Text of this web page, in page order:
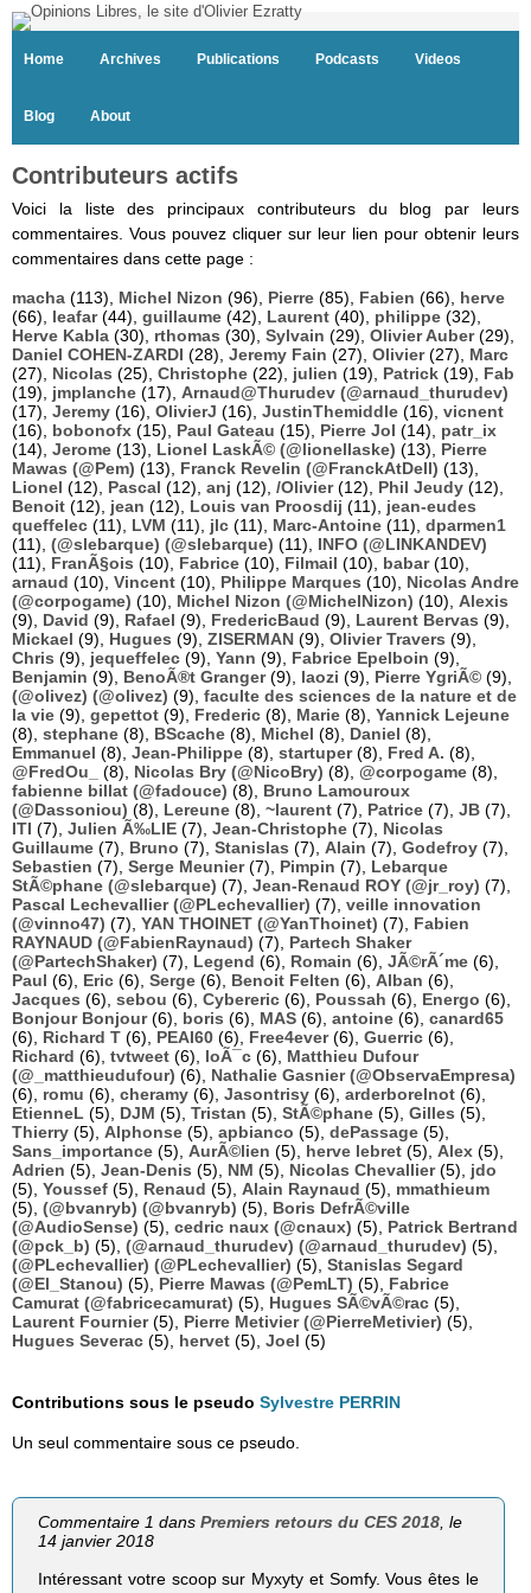
Home Archives Publications Podcasts Videos
Blog About
Contributeurs actifs
Voici la liste des principaux contributeurs du blog par leurs
commentaires. Vous pouvez cliquer sur leur lien pour obtenir leurs
commentaires dans cette page :
macha (113), Michel Nizon (96), Pierre (85), Fabien (66), herve
(66), leafar(44), guillaume (42), Laurent (40), philippe (32),
Herve Kabla (30), rthomas (30), Sylvain (29), Olivier Auber(29),
Daniel COHEN-ZARDI (28), Jeremy Fain (27), Olivier(27), Marc
(27), Nicolas (25), Christophe (22), julien (19), Patrick (19), Fab
(19), jmplanche (17), Arnaud@Thurudev (@arnaud_thurudev)
(17), Jeremy (16), OlivierJ (16), JustinThemiddle (16), vicnent
(16), bobonofx (15), Paul Gateau (15), Pierre Jol (14), patr_ix
(14), Jerome (13), Lionel LaskÃ© (@lionellaske) (13), Pierre
Mawas (@Pem) (13), Franck Revelin (@FranckAtDell) (13),
Lionel (12), Pascal (12), anj (12), /Olivier(12), Phil Jeudy (12),
Benoit (12), jean (12), Louis van Proosdij (11), jean-eudes
queffelec (11), LVM (11), jlc (11), Marc-Antoine (11), dparmen1
(11), (@slebarque) (@slebarque) (11), INFO (@LINKANDEV)
(11), FranÃ§ois (10), Fabrice (10), Filmail (10), babar(10),
arnaud (10), Vincent (10), Philippe Marques (10), Nicolas Andre
(@corpogame) (10), Michel Nizon (@MichelNizon) (10), Alexis
(9), David (9), Rafael (9), FredericBaud (9), Laurent Bervas (9),
Mickael (9), Hugues (9), ZISERMAN (9), Olivier Travers (9),
Chris (9), jequeffelec (9), Yann (9), Fabrice Epelboin (9),
Benjamin (9), BenoÃ®t Granger(9), laozi (9), Pierre YgriÃ© (9),
(@olivez) (@olivez) (9), faculte des sciences de la nature et de
la vie (9), gepettot (9), Frederic (8), Marie (8), Yannick Lejeune
(8), stephane (8), BScache (8), Michel (8), Daniel (8),
Emmanuel (8), Jean-Philippe (8), startuper(8), Fred A. (8),
@FredOu_
(8), Nicolas Bry (@NicoBry) (8), @corpogame (8),
fabienne billat (@fadouce) (8), Bruno Lamouroux
(@Dassoniou) (8), Lereune (8), ~laurent (7), Patrice (7), JB (7),
ITI (7), Julien Ã‰LIE (7), Jean-Christophe (7), Nicolas
Guillaume (7), Bruno (7), Stanislas (7), Alain (7), Godefroy (7),
Sebastien (7), Serge Meunier(7), Pimpin (7), Lebarque
StÃ©phane (@slebarque) (7), Jean-Renaud ROY (@jr_roy) (7),
Pascal Lechevallier (@PLechevallier) (7), veille innovation
(@vinno47) (7), YAN THOINET (@YanThoinet) (7), Fabien
RAYNAUD (@FabienRaynaud) (7), Partech Shaker
(@PartechShaker) (7), Legend (6), Romain (6), JÃ©rÃ´me (6),
Paul (6), Eric (6), Serge (6), Benoit Felten (6), Alban (6),
Jacques (6), sebou (6), Cybereric (6), Poussah (6), Energo (6),
Bonjour Bonjour(6), boris (6), MAS (6), antoine (6), canard65
(6), Richard T (6), PEAI60 (6), Free4ever(6), Guerric (6),
Richard (6), tvtweet (6), loÃ¯c (6), Matthieu Dufour
(@_matthieudufour) (6), Nathalie Gasnier (@ObservaEmpresa)
(6), romu (6), cheramy (6), Jasontrisy (6), arderborelnot (6),
EtienneL (5), DJM (5), Tristan (5), StÃ©phane (5), Gilles (5),
Thierry (5), Alphonse (5), apbianco (5), dePassage (5),
Sans_importance (5), AurÃ©lien (5), herve lebret (5), Alex (5),
Adrien (5), Jean-Denis (5), NM (5), Nicolas Chevallier(5), jdo
(5), Youssef (5), Renaud (5), Alain Raynaud (5), mmathieum
(5), (@bvanryb) (@bvanryb) (5), Boris DefrÃ©ville
(@AudioSense) (5), cedric naux (@cnaux) (5), Patrick Bertrand
(@pck_b) (5), (@arnaud_thurudev) (@arnaud_thurudev) (5),
(@PLechevallier) (@PLechevallier) (5), Stanislas Segard
(@El_Stanou) (5), Pierre Mawas (@PemLT) (5), Fabrice
Camurat (@fabricecamurat) (5), Hugues SÃ©vÃ©rac (5),
Laurent Fournier(5), Pierre Metivier (@PierreMetivier) (5),
Hugues Severac (5), hervet (5), Joel (5)
Contributions sous le pseudo Sylvestre PERRIN
Un seul commentaire sous ce pseudo.
Commentaire 1 dansPremiers retours du CES 2018 , le
14 janvier 2018
Intéressant votre scoop sur Myxyty et Somfy. Vous êtes le